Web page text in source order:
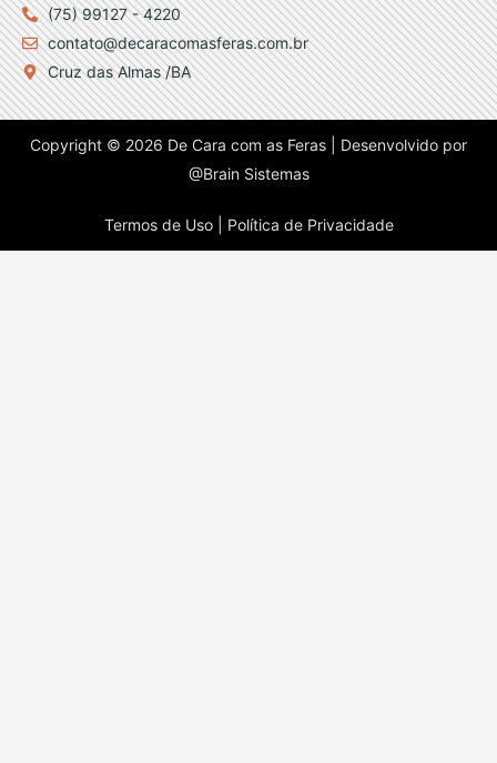
(75) 99127 - 4220
contato@decaracomasferas.com.br
Cruz das Almas /BA
Copyright © 2026 De Cara com as Feras | Desenvolvido por
@Brain Sistemas
Termos de Uso | Política de Privacidade